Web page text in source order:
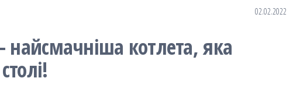
02.02.2022
найсмачніша котлета, яка